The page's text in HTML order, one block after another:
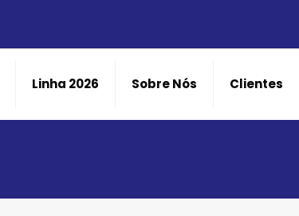
Linha 2026 Sobre Nós Clientes